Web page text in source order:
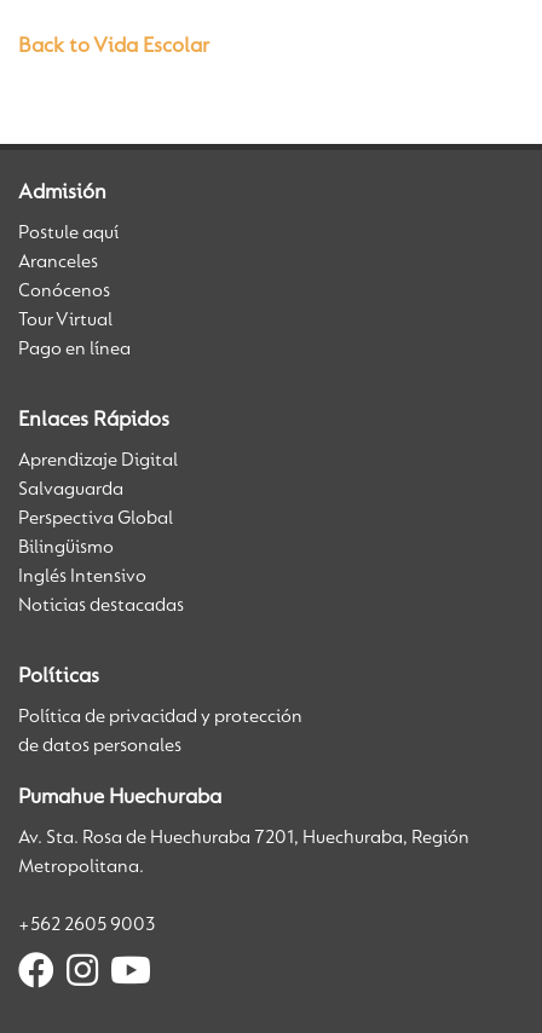
Back to Vida Escolar
Admisión
Postule aquí
Aranceles
Conócenos
Tour Virtual
Pago en línea
Enlaces Rápidos
Aprendizaje Digital
Salvaguarda
Perspectiva Global
Bilingüismo
Inglés Intensivo
Noticias destacadas
Políticas
Política de privacidad y protección
de datos personales
Pumahue Huechuraba
Av. Sta. Rosa de Huechuraba 7201, Huechuraba, Región
Metropolitana.
+562 2605 9003